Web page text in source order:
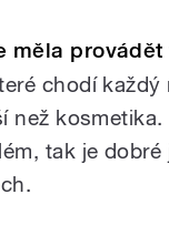
měla
chodí
než
tak je